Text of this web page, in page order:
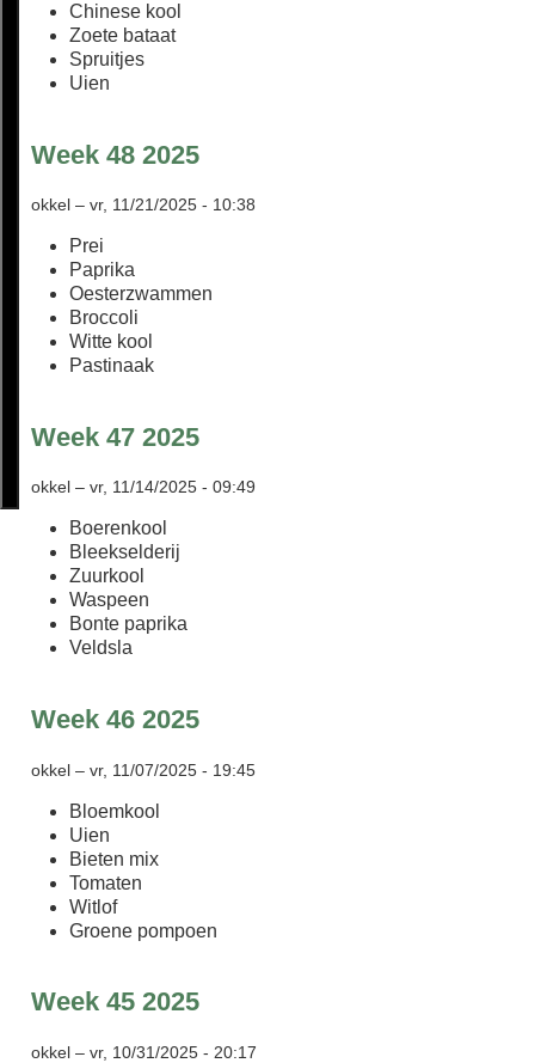
Chinese kool
Zoete bataat
Spruitjes
Uien
Week 48 2025
okkel – vr, 11/21/2025 - 10:38
Prei
Paprika
Oesterzwammen
Broccoli
Witte kool
Pastinaak
Week 47 2025
okkel – vr, 11/14/2025 - 09:49
Boerenkool
Bleekselderij
Zuurkool
Waspeen
Bonte paprika
Veldsla
Week 46 2025
okkel – vr, 11/07/2025 - 19:45
Bloemkool
Uien
Bieten mix
Tomaten
Witlof
Groene pompoen
Week 45 2025
okkel – vr, 10/31/2025 - 20:17